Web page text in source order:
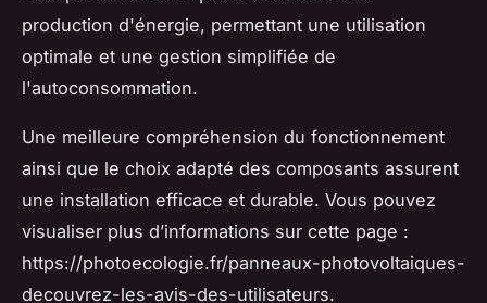
production d'énergie, permettant une utilisation
optimale et une gestion simplifiée de
l'autoconsommation.
Une meilleure compréhension du fonctionnement
ainsi que le choix adapté des composants assurent
une installation efficace et durable. Vous pouvez
visualiser plus d’informations sur cette page :
https://photoecologie.fr/panneaux-photovoltaiques-
decouvrez-les-avis-des-utilisateurs.